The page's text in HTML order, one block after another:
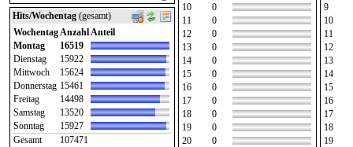
Hits/Wochentag (gesamt)
Wochentag Anzahl Anteil
Montag
16519
Dienstag
15922
Mittwoch
15624
Donnerstag 15461
Freitag
14498
Samstag
13520
Sonntag
15927
Gesamt
107471
10
0
11
0
12
0
13
0
14
0
15
0
16
0
17
0
18
0
19
0
20
0
9
10
11
12
13
14
15
16
17
18
19